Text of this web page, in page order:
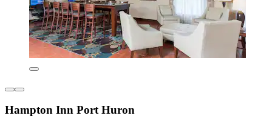
Hampton Inn Port Huron